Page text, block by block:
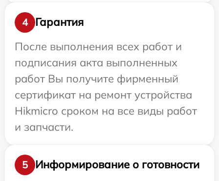
4
Гарантия
После выполнения всех работ и
подписания акта выполненных
работ Вы получите фирменный
сертификат на ремонт устройства
Hikmicro сроком на все виды работ
и запчасти.
5
Информирование о готовности